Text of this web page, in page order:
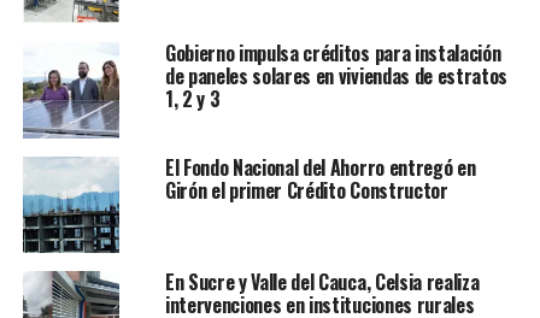
Gobierno impulsa créditos para instalación
de paneles solares en viviendas de estratos
1, 2 y 3
El Fondo Nacional del Ahorro entregó en
Girón el primer Crédito Constructor
En Sucre y Valle del Cauca, Celsia realiza
intervenciones en instituciones rurales